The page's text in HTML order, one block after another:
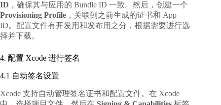
ID ，确保其与应用的 Bundle ID 一致。然后，创建一个
Provisioning Profile ，关联到之前生成的证书和 App
ID。配置文件有开发用和发布用之分，根据需要进行选
择并下载。
4. 配置 Xcode 进行签名
4.1 自动签名设置
Xcode 支持自动管理签名证书和配置文件。在 Xcode